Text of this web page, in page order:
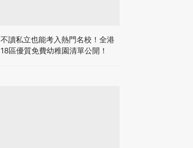
不讀私立也能考入熱門名校！全港
18區優質免費幼稚園清單公開！